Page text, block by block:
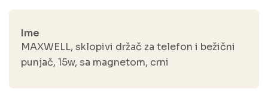
Ime
MAXWELL, sklopivi držač za telefon i bežični
punjač, 15w, sa magnetom, crni